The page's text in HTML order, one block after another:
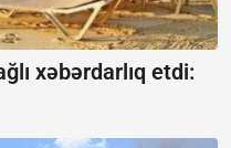
xəbərdarlıq etdi: